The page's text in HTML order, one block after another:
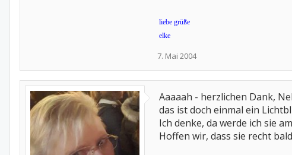
liebe grüße
elke
7. Mai 2004
Aaaaah - herzlichen Dank,
das ist doch einmal ein
Ich denke, da werde ich sie
Hoffen wir, dass sie recht